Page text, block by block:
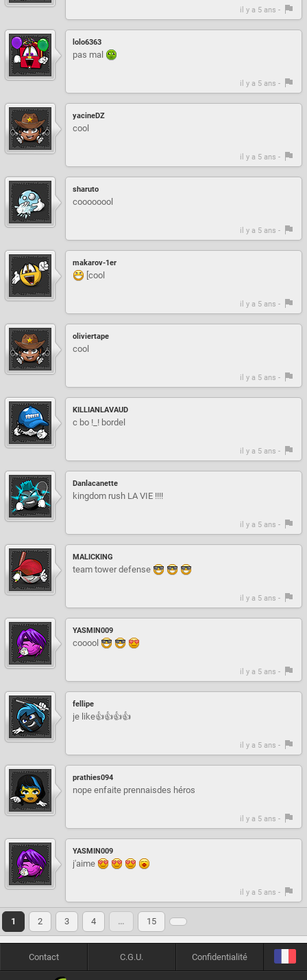
il y a 5 ans -
lolo6363
pas mal
il y a 5 ans -
yacineDZ
cool
il y a 5 ans -
sharuto
coooooool
il y a 5 ans -
makarov-1er
[cool
il y a 5 ans -
oliviertape
cool
il y a 5 ans -
KILLIANLAVAUD
c bo !_! bordel
il y a 5 ans -
Danlacanette
kingdom rush LA VIE !!!!
il y a 5 ans -
MALICKING
team tower defense
il y a 5 ans -
YASMIN009
cooool
il y a 5 ans -
fellipe
je like👍👍👍👍
il y a 5 ans -
prathies094
nope enfaite prennaisdes héros
il y a 5 ans -
YASMIN009
j'aime
il y a 5 ans -
1 2 3 4 … 15
Contact C.G.U. Confidentialité